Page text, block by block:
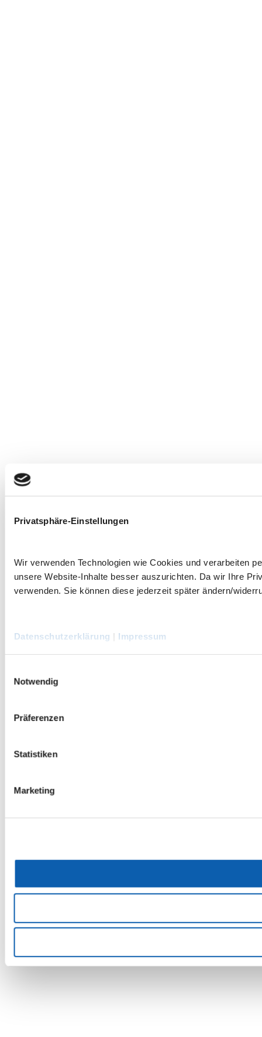
Privatsphäre-Einstellungen
Wir verwenden Technologien wie Cookies und verarbeiten
unsere Website-Inhalte besser auszurichten. Da wir Ihre
verwenden. Sie können diese jederzeit später ändern/
Datenschutzerklärung | Impressum
Notwendig
Präferenzen
Statistiken
Marketing